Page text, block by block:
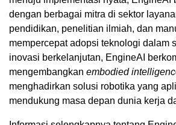
dengan berbagai mitra di sektor
pendidikan, penelitian ilmiah, dan
mempercepat adopsi teknologi dalam
inovasi berkelanjutan, EngineAI
mengembangkan embodied
menghadirkan solusi robotika yang
mendukung masa depan dunia kerja